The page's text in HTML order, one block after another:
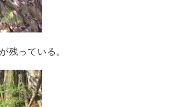
残っている。